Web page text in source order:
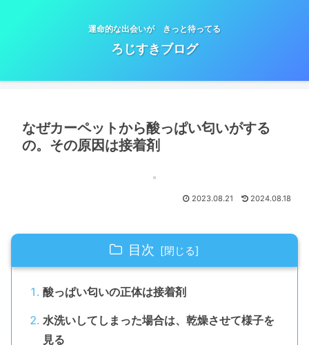
運命的な出会いが きっと待ってる
ろじすきブログ
なぜカーペットから酸っぱい匂いがする
の。その原因は接着剤
2023.08.21 2024.08.18
目次
酸っぱい匂いの正体は接着剤
水洗いしてしまった場合は、乾燥させて様子を
見る